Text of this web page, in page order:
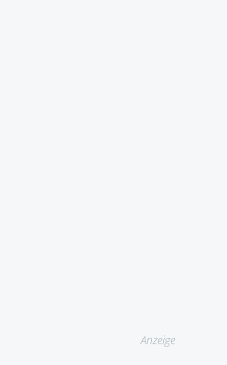
Anzeige